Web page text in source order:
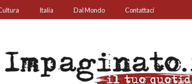
Italia Dal Mondo Contattaci